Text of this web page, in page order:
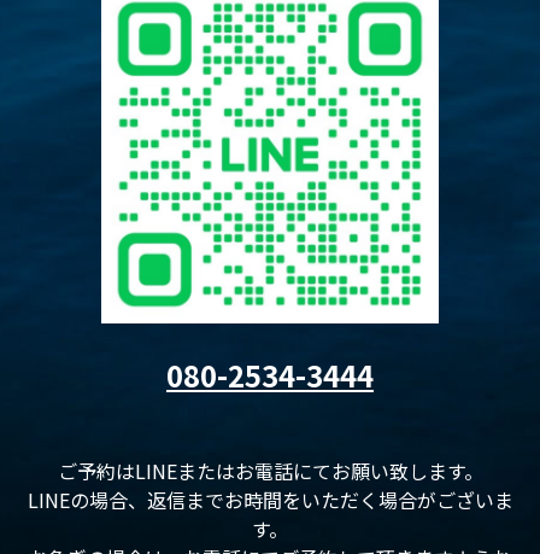
080-2534-3444
ご予約はLINEまたはお電話にてお願い致します。
LINEの場合、返信までお時間をいただく場合がございま
す。